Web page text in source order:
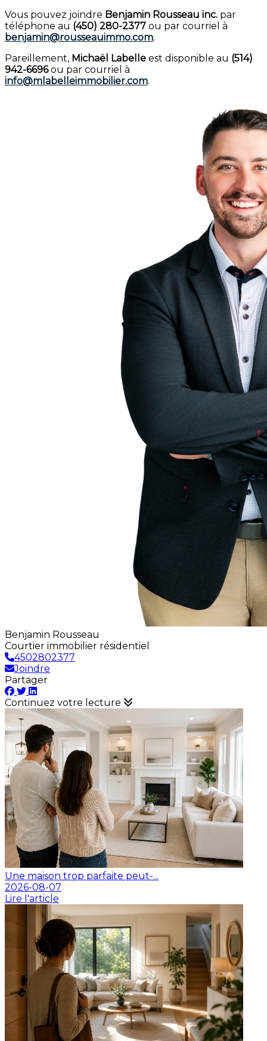
Vous pouvez joindre Benjamin Rousseau inc. par
téléphone au (450) 280-2377 ou par courriel à
benjamin@rousseauimmo.com.
Pareillement, Michaël Labelle est disponible au (514)
942-6696ou par courriel à
info@mlabelleimmobilier.com.
Benjamin Rousseau
Courtier immobilier résidentiel
4502802377
Joindre
Partager
Continuez votre lecture
Une maison trop parfaite peut-...
2026-08-07
Lire l'article